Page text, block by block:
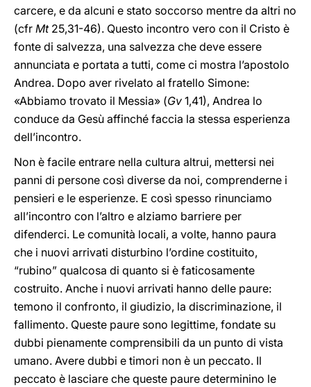
carcere, e da alcuni e stato soccorso mentre da altri no
(cfr Mt25,31-46). Questo incontro vero con il Cristo è
fonte di salvezza, una salvezza che deve essere
annunciata e portata a tutti, come ci mostra l’apostolo
Andrea. Dopo aver rivelato al fratello Simone:
«Abbiamo trovato il Messia» (Gv 1,41), Andrea lo
conduce da Gesù affinché faccia la stessa esperienza
dell’incontro.
Non è facile entrare nella cultura altrui, mettersi nei
panni di persone così diverse da noi, comprenderne i
pensieri e le esperienze. E così spesso rinunciamo
all’incontro con l’altro e alziamo barriere per
difenderci. Le comunità locali, a volte, hanno paura
che i nuovi arrivati disturbino l’ordine costituito,
“rubino” qualcosa di quanto si è faticosamente
costruito. Anche i nuovi arrivati hanno delle paure:
temono il confronto, il giudizio, la discriminazione, il
fallimento. Queste paure sono legittime, fondate su
dubbi pienamente comprensibili da un punto di vista
umano. Avere dubbi e timori non è un peccato. Il
peccato è lasciare che queste paure determinino le